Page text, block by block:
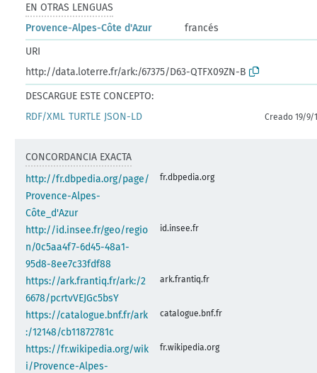
EN OTRAS LENGUAS
Provence-Alpes-Côte d'Azur
francés
URI
http://data.loterre.fr/ark:/67375/D63-QTFX09ZN-B
DESCARGUE ESTE CONCEPTO:
RDF/XML TURTLE JSON-LD Creado 19/9/
CONCORDANCIA EXACTA
http://fr.dbpedia.org/page/
Provence-Alpes-
Côte_d'Azur
fr.dbpedia.org
http://id.insee.fr/geo/regio
n/0c5aa4f7-6d45-48a1-
95d8-8ee7c33fdf88
id.insee.fr
https://ark.frantiq.fr/ark:/2
6678/pcrtvVEJGc5bsY
ark.frantiq.fr
https://catalogue.bnf.fr/ark
:/12148/cb11872781c
catalogue.bnf.fr
https://fr.wikipedia.org/wik
i/Provence-Alpes-
fr.wikipedia.org